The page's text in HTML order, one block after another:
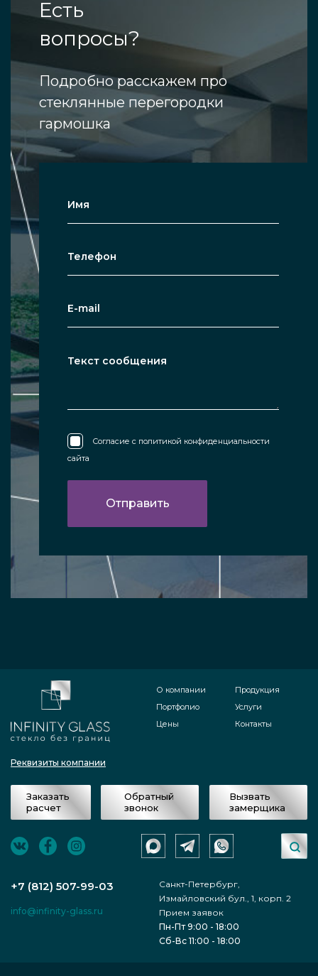
Есть
вопросы?
Подробно расскажем про
стеклянные перегородки
гармошка
Согласие с политикой конфиденциальности
сайта
Реквизиты компании
О компании
Портфолио
Цены
Продукция
Услуги
Контакты
Заказать
расчет
Обратный
звонок
Вызвать
замерщика
+7 (812) 507-99-03
Санкт-Петербург,
Измайловский бул., 1, корп. 2
info@infinity-glass.ru
Прием заявок
Пн-Пт 9:00 - 18:00
Сб-Вс 11:00 - 18:00